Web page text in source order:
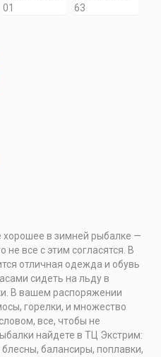
01
63
хорошее в зимней рыбалке —
все с этим согласятся. В
отличная одежда и обувь
сидеть на льду в
В вашем распоряжении
горелки, и множество
все, чтобы не
найдете в ТЦ Экстрим:
балансиры, поплавки,